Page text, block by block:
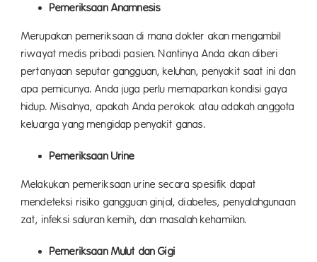
Pemeriksaan Anamnesis
Merupakan pemeriksaan di mana dokter akan mengambil
riwayat medis pribadi pasien. Nantinya Anda akan diberi
pertanyaan seputar gangguan, keluhan, penyakit saat ini dan
apa pemicunya. Anda juga perlu memaparkan kondisi gaya
hidup. Misalnya, apakah Anda perokok atau adakah anggota
keluarga yang mengidap penyakit ganas.
Pemeriksaan Urine
Melakukan pemeriksaan urine secara spesifik dapat
mendeteksi risiko gangguan ginjal, diabetes, penyalahgunaan
zat, infeksi saluran kemih, dan masalah kehamilan.
Pemeriksaan Mulut dan Gigi